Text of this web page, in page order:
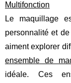
Multifonction
Le maquillage
personnalité et
aiment explorer
ensemble de
idéale. Ces